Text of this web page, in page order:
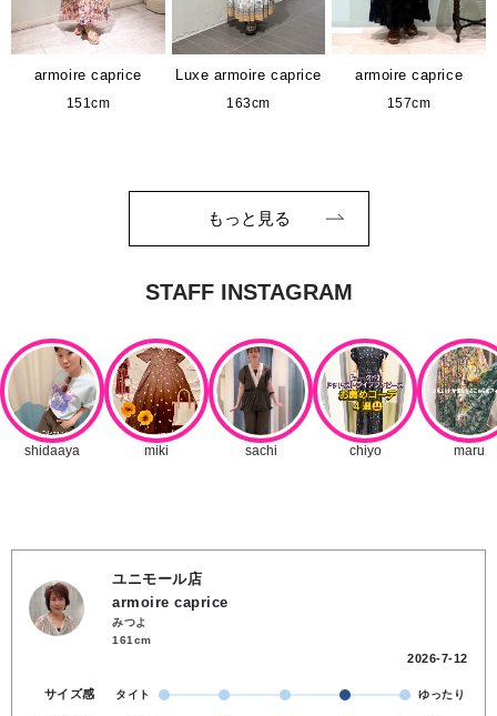
armoire caprice
151cm
Luxe armoire caprice
163cm
armoire caprice
157cm
もっと見る
ユニモール店
armoire caprice
みつよ
161cm
2026-7-12
サイズ感 タイト ゆったり